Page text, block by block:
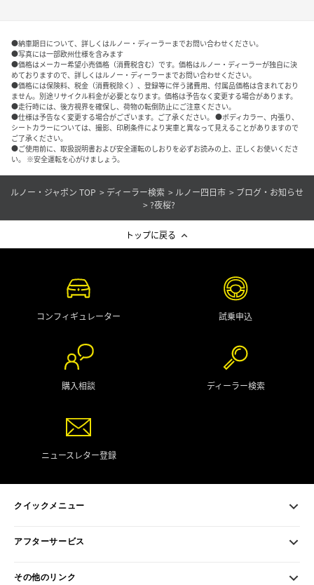
●納車期日について、詳しくはルノー・ディーラーまでお問い合わせください。
●写真には一部欧州仕様を含みます
●価格はメーカー希望小売価格（消費税含む）です。価格はルノー・ディーラーが独自に決
めておりますので、詳しくはルノー・ディーラーまでお問い合わせください。
●価格には保険料、税金（消費税除く）、登録等に伴う諸費用、付属品価格は含まれており
ません。別途リサイクル料金が必要となります。価格は予告なく変更する場合があります。
●走行時には、後方視界を確保し、荷物の転倒防止にご注意ください。
●仕様は予告なく変更する場合がございます。ご了承ください。 ●ボディカラー、内張り、
シートカラーについては、撮影、印刷条件により実車と異なって見えることがありますので
ご了承ください。
●ご使用前に、取扱説明書および安全運転のしおりを必ずお読みの上、正しくお使いくださ
い。 ※安全運転を心がけましょう。
ルノー・ジャポン TOP ディーラー検索 ルノー四日市
ブログ・お知らせ
?夜桜?
トップに戻る
コンフィギュレーター 試乗申込
購入相談 ディーラー検索
ニュースレター登録
クイックメニュー
アフターサービス
その他のリンク